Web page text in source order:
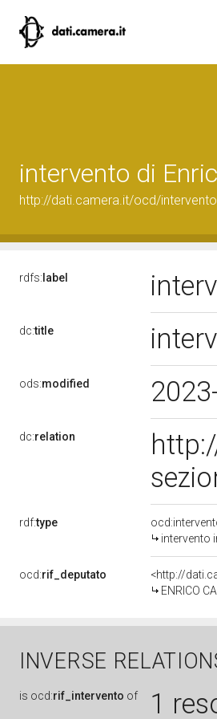
intervento di
http://dati.camera.it/ocd/
rdfs: label
dc:title
ods:modified
dc:relation
rdf:type
intervento
ocd:rif_deputato
<http://
ENRICO
INVERSE
is ocd:rif_intervento of 1